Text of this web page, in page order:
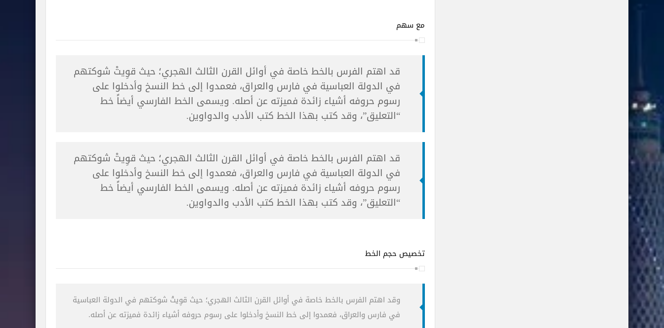
مع سهم
قد اهتم الفرس بالخط خاصة في أوائل القرن الثالث الهجري؛ حيث قوِيتْ شوكتهم
في الدولة العباسية في فارس والعراق، فعمدوا إلى خط النسخ وأدخلوا على
رسوم حروفه أشياء زائدة فميزته عن أصله. ويسمى الخط الفارسي أيضاً خط
“التعليق”، وقد كتب بهذا الخط كتب الأدب والدواوين.
قد اهتم الفرس بالخط خاصة في أوائل القرن الثالث الهجري؛ حيث قوِيتْ شوكتهم
في الدولة العباسية في فارس والعراق، فعمدوا إلى خط النسخ وأدخلوا على
رسوم حروفه أشياء زائدة فميزته عن أصله. ويسمى الخط الفارسي أيضاً خط
“التعليق”، وقد كتب بهذا الخط كتب الأدب والدواوين.
تخصيص حجم الخط
وقد اهتم الفرس بالخط خاصة في أوائل القرن الثالث الهجري؛ حيث قوِيتْ شوكتهم في الدولة العباسية
في فارس والعراق، فعمدوا إلى خط النسخ وأدخلوا على رسوم حروفه أشياء زائدة فميزته عن أصله.